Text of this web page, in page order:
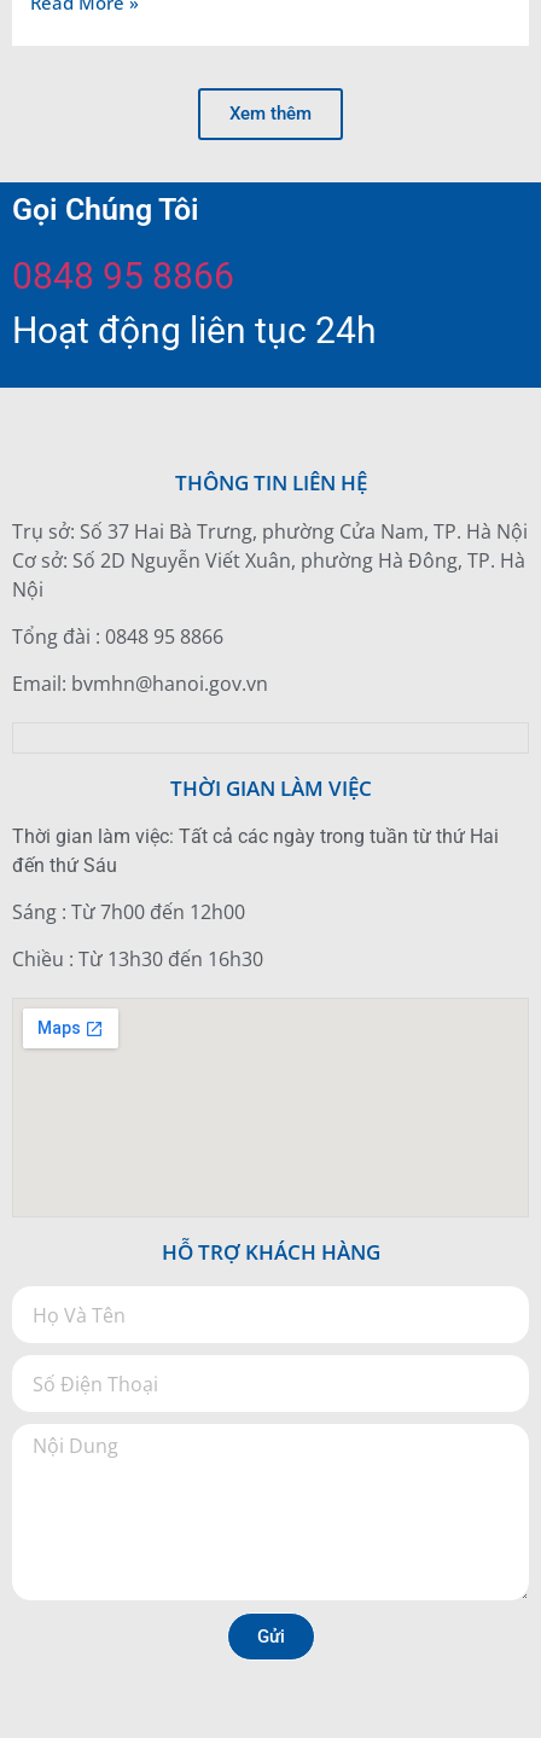
Xem thêm
Gọi Chúng Tôi
0848 95 8866
Hoạt động liên tục 24h
THÔNG TIN LIÊN HỆ
Trụ sở: Số 37 Hai Bà Trưng, phường Cửa Nam, TP. Hà Nội
Cơ sở: Số 2D Nguyễn Viết Xuân, phường Hà Đông, TP. Hà
Nội
Tổng đài : 0848 95 8866
Email: bvmhn@hanoi.gov.vn
THỜI GIAN LÀM VIỆC
Thời gian làm việc: Tất cả các ngày trong tuần từ thứ Hai
đến thứ Sáu
Sáng : Từ 7h00 đến 12h00
Chiều : Từ 13h30 đến 16h30
HỖ TRỢ KHÁCH HÀNG
Gửi